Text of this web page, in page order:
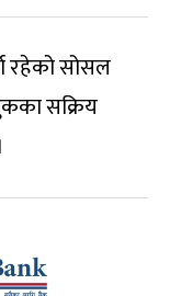
रहेको सोसल
सक्रिय